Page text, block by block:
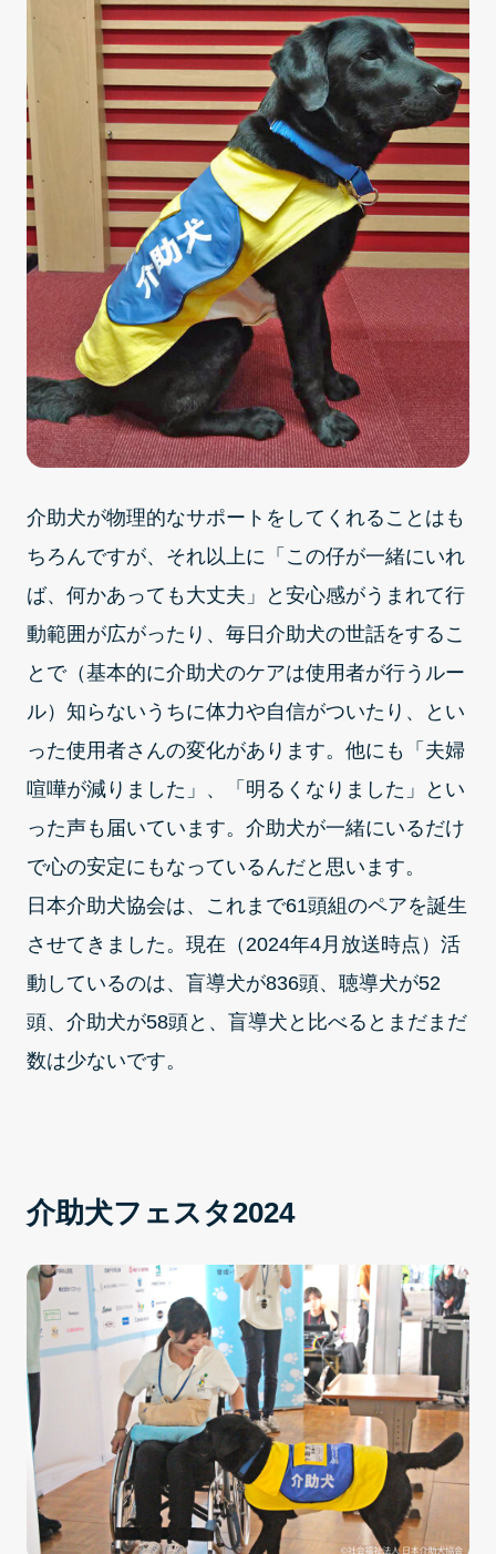
介助犬が物理的なサポートをしてくれることはも
ちろんですが、それ以上に「この仔が一緒にいれ
ば、何かあっても大丈夫」と安心感がうまれて行
動範囲が広がったり、毎日介助犬の世話をするこ
とで（基本的に介助犬のケアは使用者が行うルー
ル）知らないうちに体力や自信がついたり、とい
った使用者さんの変化があります。他にも「夫婦
喧嘩が減りました」、「明るくなりました」とい
った声も届いています。介助犬が一緒にいるだけ
で心の安定にもなっているんだと思います。
日本介助犬協会は、これまで61頭組のペアを誕生
させてきました。現在（2024年4月放送時点）活
動しているのは、盲導犬が836頭、聴導犬が52
頭、介助犬が58頭と、盲導犬と比べるとまだまだ
数は少ないです。
介助犬フェスタ2024